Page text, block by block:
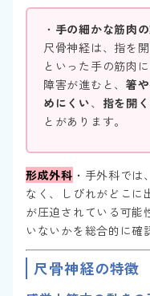
・ 手の細かな筋肉
尺骨神経は、指を
といった手の筋肉
障害が進むと、 箸
めにくい、 指を開
とがあります。
形成外科 ・手外科で
なく、しびれがどこに
が圧迫されている可能
いないかを総合的に確
尺骨神経の特徴